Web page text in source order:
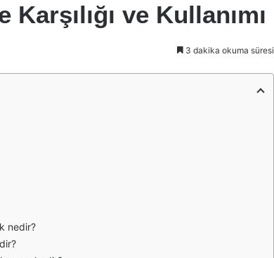
ve Kullanımı
3 dakika okuma süresi
nedir?